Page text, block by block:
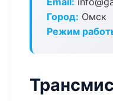
Город: Омск
Режим